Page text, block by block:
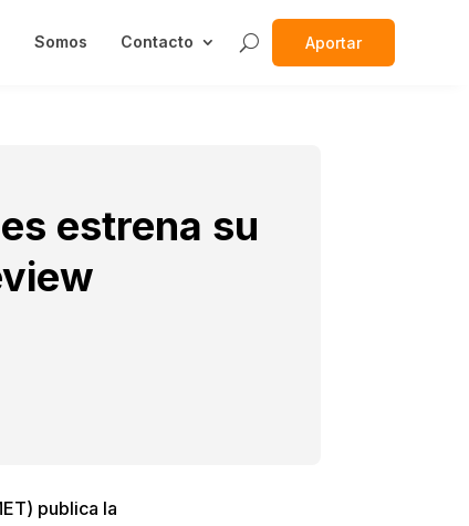
Somos Contacto Aportar
estrena su
publica la